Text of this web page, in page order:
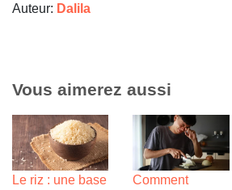
Auteur: Dalila
Vous aimerez aussi
Le riz : une base
Comment